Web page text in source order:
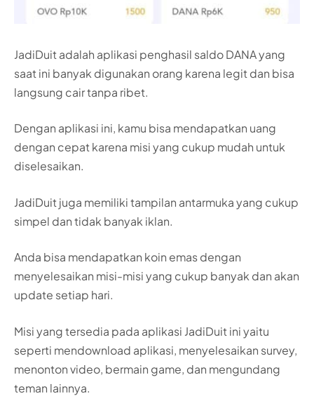
JadiDuit adalah aplikasi penghasil saldo DANA yang
saat ini banyak digunakan orang karena legit dan bisa
langsung cair tanpa ribet.
Dengan aplikasi ini, kamu bisa mendapatkan uang
dengan cepat karena misi yang cukup mudah untuk
diselesaikan.
JadiDuit juga memiliki tampilan antarmuka yang cukup
simpel dan tidak banyak iklan.
Anda bisa mendapatkan koin emas dengan
menyelesaikan misi-misi yang cukup banyak dan akan
update setiap hari.
Misi yang tersedia pada aplikasi JadiDuit ini yaitu
seperti mendownload aplikasi, menyelesaikan survey,
menonton video, bermain game, dan mengundang
teman lainnya.